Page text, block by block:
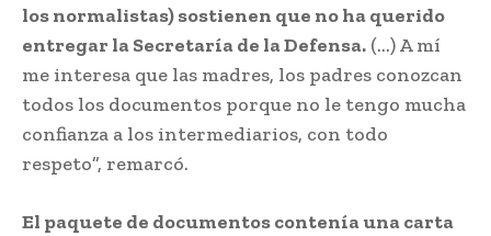
los normalistas) sostienen que no ha querido
entregar la Secretaría de la Defensa. (…) A mí
me interesa que las madres, los padres conozcan
todos los documentos porque no le tengo mucha
confianza a los intermediarios, con todo
respeto”, remarcó.
El paquete de documentos contenía una carta